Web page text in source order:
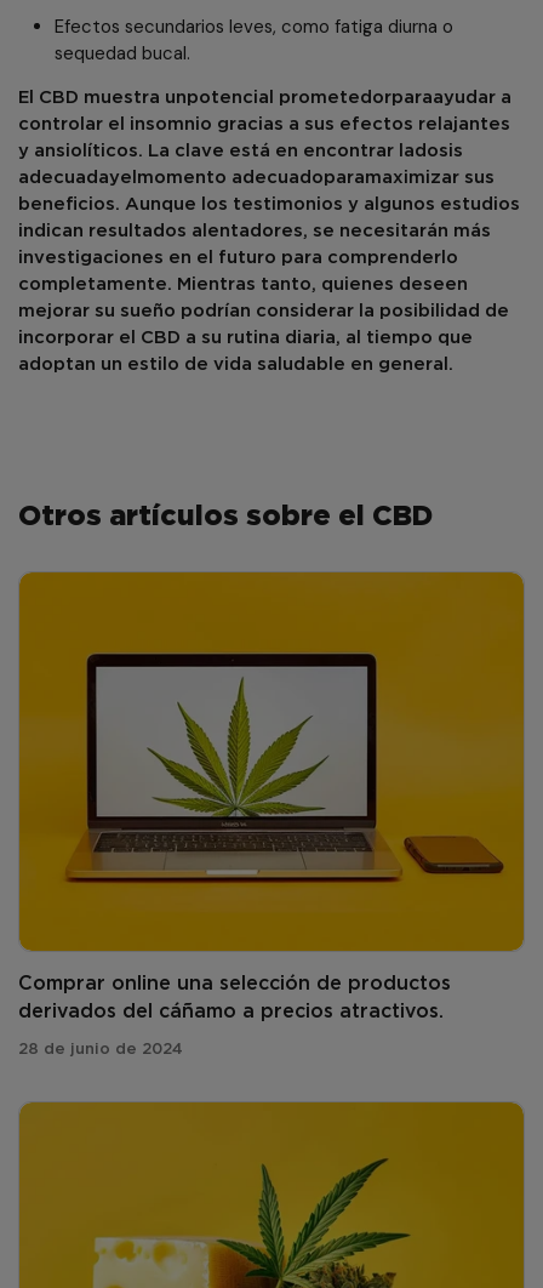
Efectos secundarios leves, como fatiga diurna o
sequedad bucal.
El CBD muestra unpotencial prometedorparaayudar a
controlar el insomnio gracias a sus efectos relajantes
y ansiolíticos. La clave está en encontrar ladosis
adecuadayel momento adecuadoparamaximizar sus
beneficios. Aunque los testimonios y algunos estudios
indican resultados alentadores, se necesitarán más
investigaciones en el futuro para comprenderlo
completamente. Mientras tanto, quienes deseen
mejorar su sueño podrían considerar la posibilidad de
incorporar el CBD a su rutina diaria, al tiempo que
adoptan un estilo de vida saludable en general.
Otros artículos sobre el CBD
Comprar online una selección de productos
derivados del cáñamo a precios atractivos.
28 de junio de 2024